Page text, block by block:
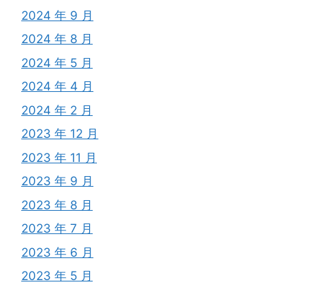
2024 年 9 月
2024 年 8 月
2024 年 5 月
2024 年 4 月
2024 年 2 月
2023 年 12 月
2023 年 11 月
2023 年 9 月
2023 年 8 月
2023 年 7 月
2023 年 6 月
2023 年 5 月